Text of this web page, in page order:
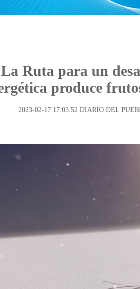
Ruta para un
produce
2023-02-17 17:03:52 DIARIO DEL